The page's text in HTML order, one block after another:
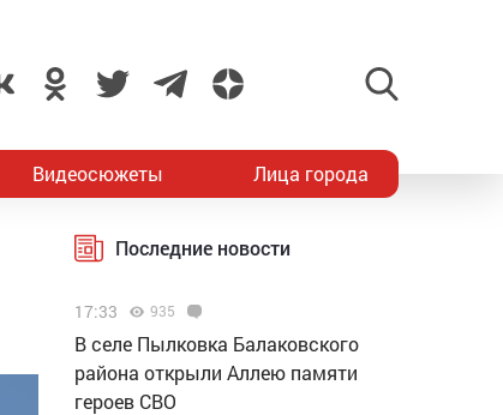
Видеосюжеты Лица города
Последние новости
17:33 935
В селе Пылковка Балаковского
района открыли Аллею памяти
героев СВО